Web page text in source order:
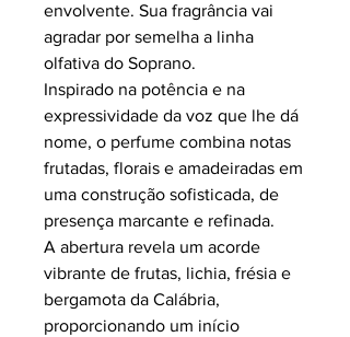
envolvente. Sua fragrância vai
agradar por semelha a linha
olfativa do Soprano.
Inspirado na potência e na
expressividade da voz que lhe dá
nome, o perfume combina notas
frutadas, florais e amadeiradas em
uma construção sofisticada, de
presença marcante e refinada.
A abertura revela um acorde
vibrante de frutas, lichia, frésia e
bergamota da Calábria,
proporcionando um início